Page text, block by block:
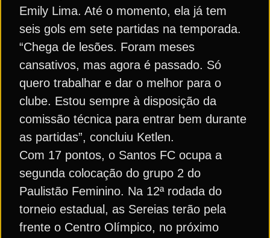
Emily Lima. Até o momento, ela já tem
seis gols em sete partidas na temporada.
“Chega de lesões. Foram meses
cansativos, mas agora é passado. Só
quero trabalhar e dar o melhor para o
clube. Estou sempre à disposição da
comissão técnica para entrar bem durante
as partidas”, concluiu Ketlen.
Com 17 pontos, o Santos FC ocupa a
segunda colocação do grupo 2 do
Paulistão Feminino. Na 12ª rodada do
torneio estadual, as Sereias terão pela
frente o Centro Olímpico, no próximo